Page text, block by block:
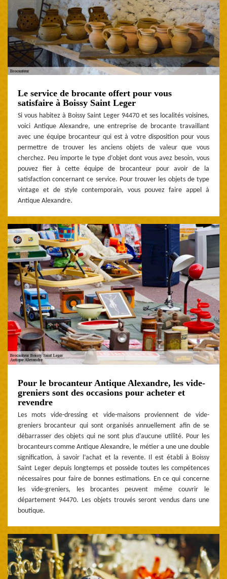
Le service de brocante offert pour vous
satisfaire à Boissy Saint Leger
Si vous habitez à Boissy Saint Leger 94470 et ses localités voisines,
voici Antique Alexandre, une entreprise de brocante travaillant
avec une équipe brocanteur qui est à votre disposition pour vous
permettre de trouver les anciens objets de valeur que vous
cherchez. Peu importe le type d’objet dont vous avez besoin, vous
pouvez fier à cette équipe de brocanteur pour avoir de la
satisfaction concernant ce service. Pour trouver les objets de type
vintage et de style contemporain, vous pouvez faire appel à
Antique Alexandre.
Pour le brocanteur Antique Alexandre, les vide-
greniers sont des occasions pour acheter et
revendre
Les mots vide-dressing et vide-maisons proviennent de vide-
greniers brocanteur qui sont organisés annuellement afin de se
débarrasser des objets qui ne sont plus d’aucune utilité. Pour les
brocanteurs comme Antique Alexandre, le métier a une une double
signification, à savoir l’achat et la revente. Il est établi à Boissy
Saint Leger depuis longtemps et possède toutes les compétences
nécessaires pour faire de bonnes estimations. En ce qui concerne
les vide-greniers, les brocantes peuvent même couvrir le
département 94470. Les objets trouvés seront vendus dans une
boutique.